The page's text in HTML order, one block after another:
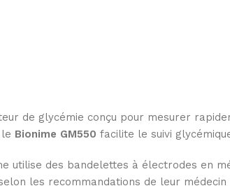
de glycémie conçu pour mesurer
Bionime GM550 facilite le suivi
utilise des bandelettes à électrodes en
les recommandations de leur